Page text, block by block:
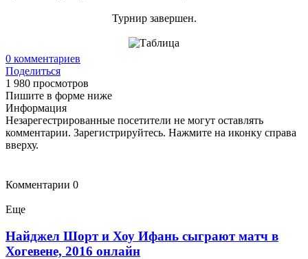
Турнир завершен.
0 комментариев
Поделиться
1 980 просмотров
Пишите в форме ниже
Информация
Незарегестрированные посетители не могут оставлять
комментарии. Зарегистрируйтесь. Нажмите на иконку справа
вверху.
Комментарии 0
Еще
Найджел Шорт и Хоу Ифань сыграют матч в
Хогевене, 2016 онлайн